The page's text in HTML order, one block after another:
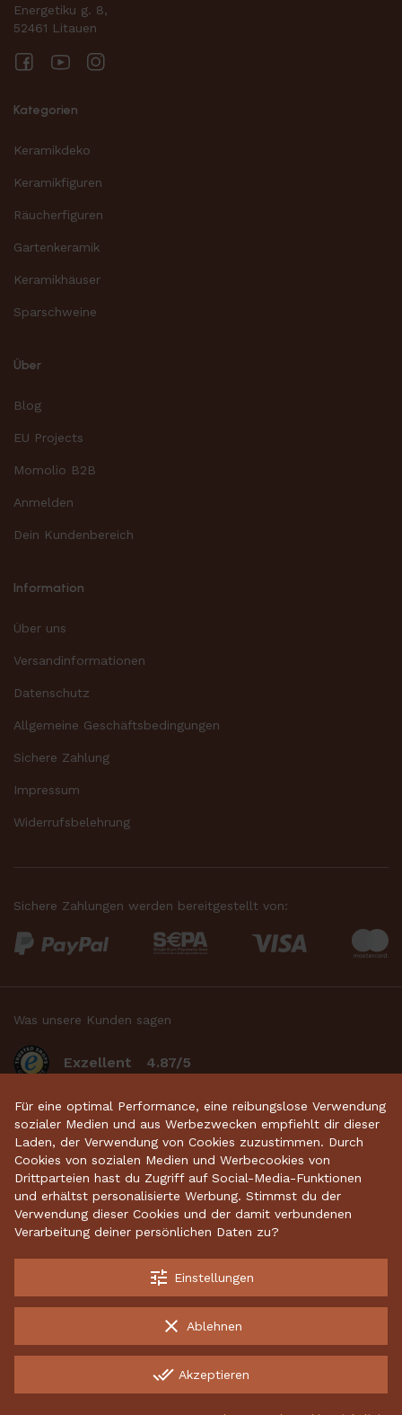
Energetiku g. 8,
52461 Litauen
FacebookYouTube
Kategorien
Keramikdeko
Keramikfiguren
Räucherfiguren
Gartenkeramik
Keramikhäuser
Sparschweine
Über
Blog
EU Projects
Momolio B2B
Anmelden
Dein Kundenbereich
Information
Über uns
Versandinformationen
Datenschutz
Allgemeine Geschäftsbedingungen
Sichere Zahlung
Impressum
Widerrufsbelehrung
Sichere Zahlungen werden bereitgestellt von:
Was unsere Kunden sagen
Exzellent 4.87/5
basierend auf 2634bewertungen.
Startseite • Keramikdeko • Gartenkeramik •
Sparschweine • Räucherfiguren • Keramikhäuser
INCO Production UAB, 134882342, Energetikų g. 8, LT-52461
Kostenloser Versand ab 70 €
Garantiert sichere Lieferung
Kostenlose Rücksendungen
Für eine optimal Performance, eine reibungslose Verwendung
sozialer Medien und aus Werbezwecken empfiehlt dir dieser
Laden, der Verwendung von Cookies zuzustimmen. Durch
Cookies von sozialen Medien und Werbecookies von
Drittparteien hast du Zugriff auf Social-Media-Funktionen
und erhältst personalisierte Werbung. Stimmst du der
Verwendung dieser Cookies und der damit verbundenen
Verarbeitung deiner persönlichen Daten zu?
tune Einstellungen
clear Ablehnen
done_all Akzeptieren